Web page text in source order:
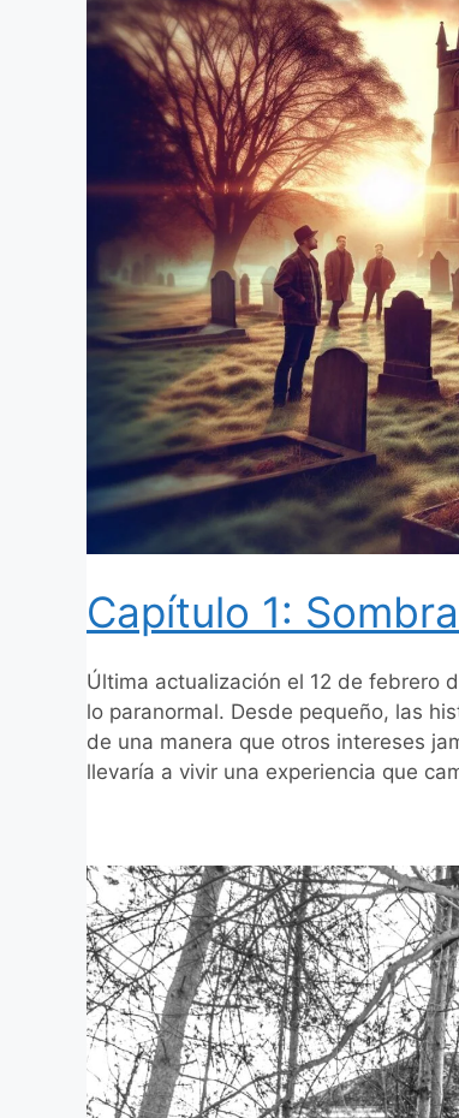
Capítulo 1:
Última actualización el 12 de febrero
lo paranormal. Desde pequeño, las
de una manera que otros intereses
llevaría a vivir una experiencia que